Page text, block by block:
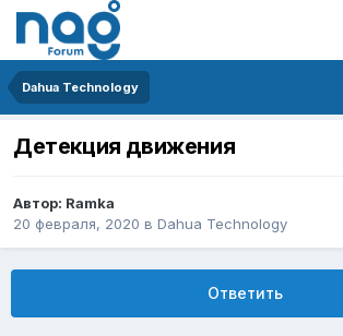
Dahua Technology
Детекция движения
Автор: Ramka
20 февраля, 2020 в Dahua Technology
Ответить